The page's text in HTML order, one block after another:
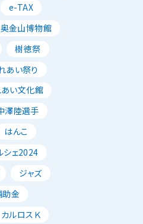
e-TAX
金山博物館
樹徳祭
あい祭り
い文化館
澤陸選手
はんこ
シェ2024
ジャズ
助金
カルロスＫ